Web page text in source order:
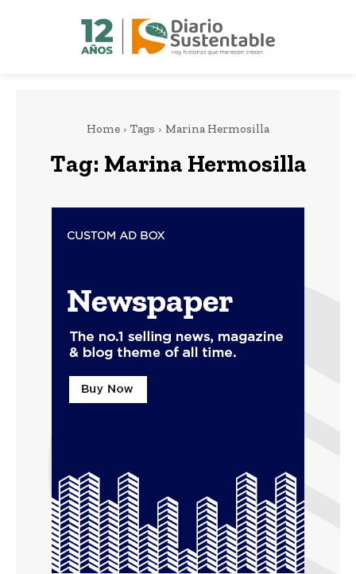
Home Tags Marina Hermosilla
Tag: Marina Hermosilla